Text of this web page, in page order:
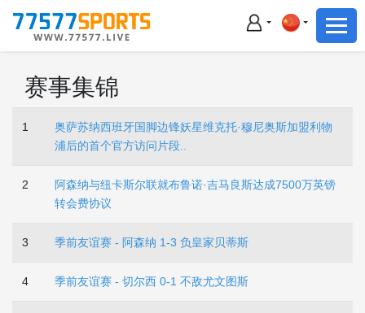
主播直播
体育新闻
足球 篮球
赛事集锦
1
奥萨苏纳西班牙国脚边锋妖星维克托·穆尼奥斯加盟利物
浦后的首个官方访问片段..
2
阿森纳与纽卡斯尔联就布鲁诺·吉马良斯达成7500万英镑
转会费协议
3 季前友谊赛 - 阿森纳 1-3 负皇家贝蒂斯
4 季前友谊赛 - 切尔西 0-1 不敌尤文图斯